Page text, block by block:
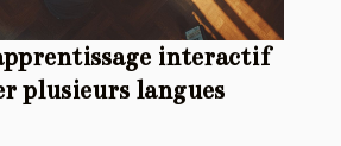
interactif
plusieurs langues